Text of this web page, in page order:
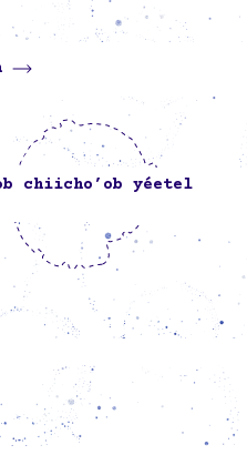
chiicho’ob yéetel